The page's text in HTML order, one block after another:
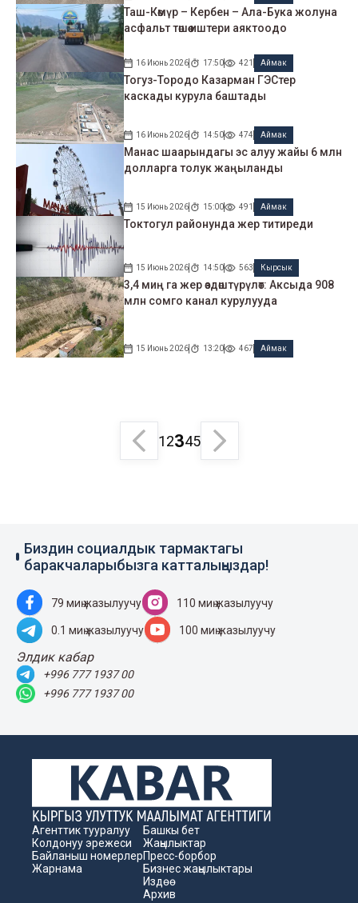
Таш-Көмүр – Кербен – Ала-Бука жолуна
асфальт төшөө иштери аяктоодо
16 Июнь 2026 17:50 421 Аймак
Тогуз-Тородо Казарман ГЭСтер
каскады курула баштады
16 Июнь 2026 14:50 474 Аймак
Манас шаарындагы эс алуу жайы 6 млн
долларга толук жаңыланды
15 Июнь 2026 15:00 491 Аймак
Токтогул районунда жер титиреди
15 Июнь 2026 14:50 563 Кырсык
3,4 миң га жер өздөштүрүлөт: Аксыда 908
млн сомго канал курулууда
15 Июнь 2026 13:20 467 Аймак
12345
Биздин социалдык тармактагы
баракчаларыбызга катталыңыздар!
79 миң жазылуучу 110 миң жазылуучу
0.1 миң жазылуучу 100 миң жазылуучу
Элдик кабар
+996 777 1937 00
+996 777 1937 00
Агенттик тууралуу
Колдонуу эрежеси
Байланыш номерлер
Жарнама
Башкы бет
Жаңылыктар
Пресс-борбор
Бизнес жаңылыктары
Издөө
Архив